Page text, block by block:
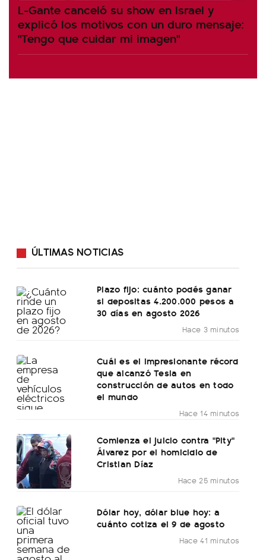
L-Gante canceló su show en Israel y
explicó los motivos con un duro mensaje:
"Tengo que cuidar mi imagen"
ÚLTIMAS NOTICIAS
Plazo fijo: cuánto podés ganar
si depositas 4.200.000 pesos a
30 días en agosto 2026
Hace 3 minutos
Cuál es el impresionante récord
que alcanzó Tesla en
construcción de autos en todo
el mundo
Hace 14 minutos
Comienza el juicio contra "Pity"
Álvarez por el homicidio de
Cristian Díaz
Hace 25 minutos
Dólar hoy, dólar blue hoy: a
cuánto cotiza el 9 de agosto
Hace 41 minutos